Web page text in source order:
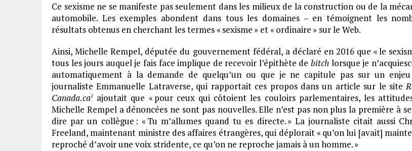
Ce sexisme ne se manifeste pas seulement dans les milieux de la construction ou de la
automobile. Les exemples abondent dans tous les domaines – en témoignent les
résultats obtenus en cherchant les termes « sexisme » et « ordinaire » sur le Web.
Ainsi, Michelle Rempel, députée du gouvernement fédéral, a déclaré en 2016 que « le
tous les jours auquel je fais face implique de recevoir l’épithète debitch lorsque je
automatiquement à la demande de quelqu’un ou que je ne capitule pas sur un enjeu
journaliste Emmanuelle Latraverse, qui rapportait ces propos dans un article sur le site
Canada.ca1
ajoutait que « pour ceux qui côtoient les couloirs parlementaires, les
Michelle Rempel a dénoncées ne sont pas nouvelles. Elle n’est pas non plus la première à
dire par un collègue : « Tu m’allumes quand tu es directe. » La journaliste citait aussi
Freeland, maintenant ministre des affaires étrangères, qui déplorait « qu’on lui [avait]
reproché d’avoir une voix stridente, ce qu’on ne reproche jamais à un homme. »